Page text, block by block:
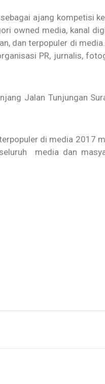
ajang kompetisi
owned media, kanal
dan terpopuler di
PR, jurnalis,
Jalan Tunjungan
di media 2017
media dan